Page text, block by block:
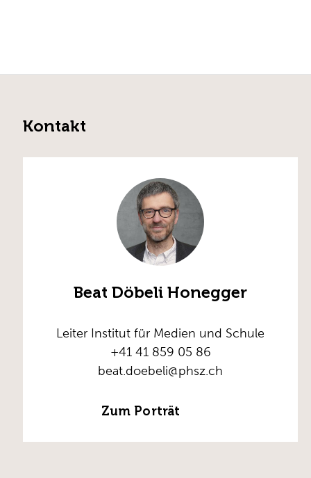
Kontakt
Beat Döbeli Honegger
Leiter Institut für Medien und Schule
+41 41 859 05 86
beat.doebeli@phsz.ch
Zum Porträt